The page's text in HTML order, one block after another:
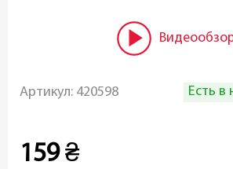
Артикул: 420598 Есть в
159 ₴